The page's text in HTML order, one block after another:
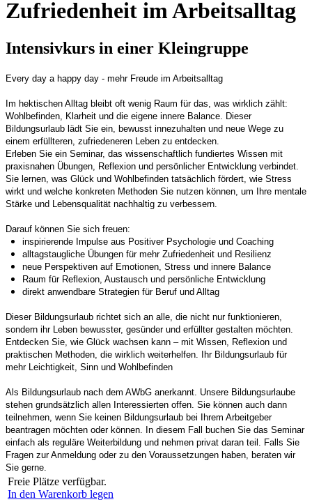
Zufriedenheit im Arbeitsalltag
Intensivkurs in einer Kleingruppe
Every day a happy day - mehr Freude im Arbeitsalltag
Im hektischen Alltag bleibt oft wenig Raum für das, was wirklich zählt:
Wohlbefinden, Klarheit und die eigene innere Balance. Dieser
Bildungsurlaub lädt Sie ein, bewusst innezuhalten und neue Wege zu
einem erfüllteren, zufriedeneren Leben zu entdecken.
Erleben Sie ein Seminar, das wissenschaftlich fundiertes Wissen mit
praxisnahen Übungen, Reflexion und persönlicher Entwicklung verbindet.
Sie lernen, was Glück und Wohlbefinden tatsächlich fördert, wie Stress
wirkt und welche konkreten Methoden Sie nutzen können, um Ihre mentale
Stärke und Lebensqualität nachhaltig zu verbessern.
Darauf können Sie sich freuen:
inspirierende Impulse aus Positiver Psychologie und Coaching
alltagstaugliche Übungen für mehr Zufriedenheit und Resilienz
neue Perspektiven auf Emotionen, Stress und innere Balance
Raum für Reflexion, Austausch und persönliche Entwicklung
direkt anwendbare Strategien für Beruf und Alltag
Dieser Bildungsurlaub richtet sich an alle, die nicht nur funktionieren,
sondern ihr Leben bewusster, gesünder und erfüllter gestalten möchten.
Entdecken Sie, wie Glück wachsen kann – mit Wissen, Reflexion und
praktischen Methoden, die wirklich weiterhelfen. Ihr Bildungsurlaub für
mehr Leichtigkeit, Sinn und Wohlbefinden
Als Bildungsurlaub nach dem AWbG anerkannt. Unsere Bildungsurlaube
stehen grundsätzlich allen Interessierten offen. Sie können auch dann
teilnehmen, wenn Sie keinen Bildungsurlaub bei Ihrem Arbeitgeber
beantragen möchten oder können. In diesem Fall buchen Sie das Seminar
einfach als reguläre Weiterbildung und nehmen privat daran teil. Falls Sie
Fragen zur Anmeldung oder zu den Voraussetzungen haben, beraten wir
Sie gerne.
Freie Plätze verfügbar.
In den Warenkorb legen